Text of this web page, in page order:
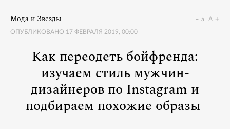
Мода и Звезды
ОПУБЛИКОВАНО 17 ФЕВРАЛЯ 2019, 00:00
a A
Как переодеть бойфренда:
изучаем стиль мужчин-
дизайнеров по Instagram и
подбираем похожие образы